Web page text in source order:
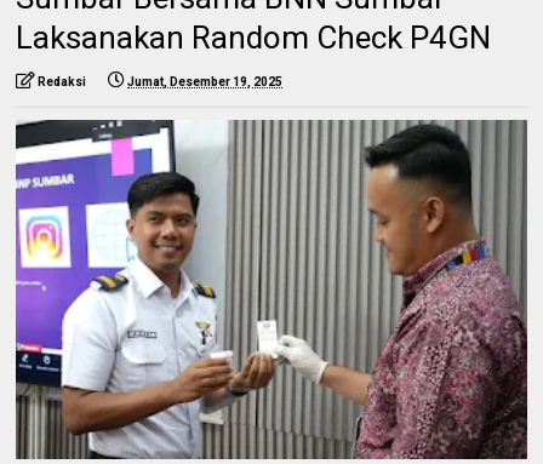
Laksanakan Random Check P4GN
Redaksi Jumat, Desember 19, 2025